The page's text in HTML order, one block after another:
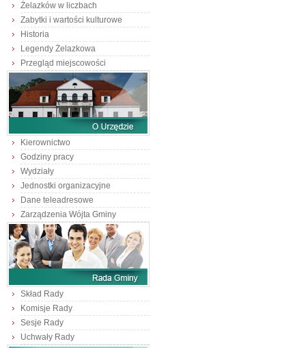
Żelazków w liczbach
Zabytki i wartości kulturowe
Historia
Legendy Żelazkowa
Przegląd miejscowości
Kierownictwo
Godziny pracy
Wydziały
Jednostki organizacyjne
Dane teleadresowe
Zarządzenia Wójta Gminy
Skład Rady
Komisje Rady
Sesje Rady
Uchwały Rady